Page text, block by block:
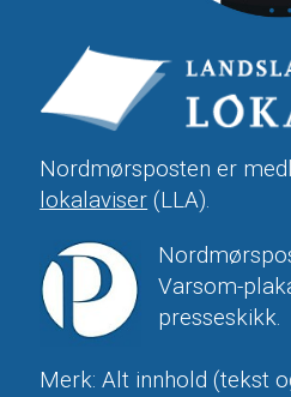
Nordmørsposten er
lokalaviser (LLA).
Varsom-
presseskikk.
Merk: Alt innhold (tekst